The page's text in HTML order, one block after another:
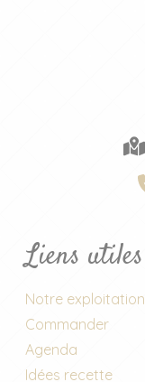
Liens utiles
Notre exploitation
Commander
Agenda
Idées recette